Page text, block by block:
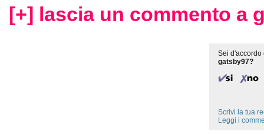
[+] lascia un commento a
Sei d'accordo
gatsby97?
Scrivi la tua
Leggi i